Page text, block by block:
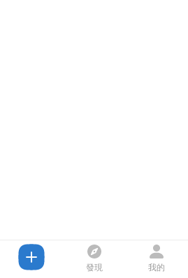
發現 我的